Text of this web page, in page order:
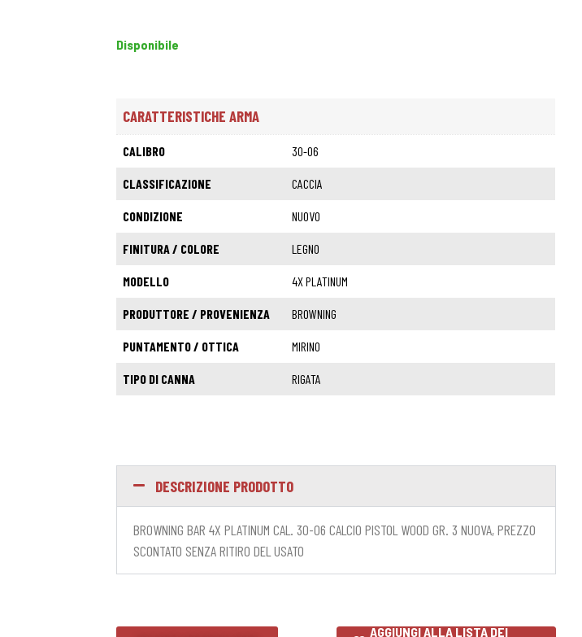
Disponibile
CARATTERISTICHE ARMA
CALIBRO 30-06
CLASSIFICAZIONE CACCIA
CONDIZIONE NUOVO
FINITURA / COLORE LEGNO
MODELLO 4X PLATINUM
PRODUTTORE / PROVENIENZA BROWNING
PUNTAMENTO / OTTICA MIRINO
TIPO DI CANNA RIGATA
DESCRIZIONE PRODOTTO
BROWNING BAR 4X PLATINUM CAL. 30-06 CALCIO PISTOL WOOD GR. 3 NUOVA, PREZZO
SCONTATO SENZA RITIRO DEL USATO
AGGIUNGI ALLA LISTA DEI